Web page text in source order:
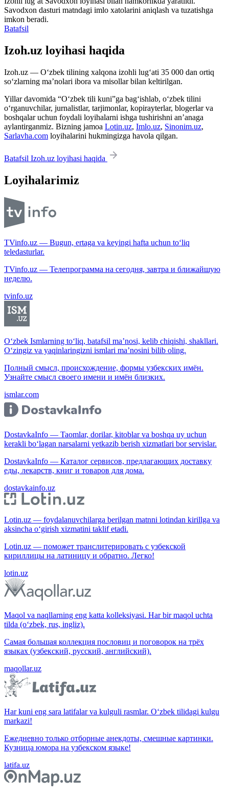
Savodxon dasturi matndagi imlo xatolarini aniqlash va tuzatishga
imkon beradi.
Batafsil
Izoh.uz loyihasi haqida
Izoh.uz — O‘zbek tilining xalqona izohli lug‘ati 35 000 dan ortiq
so‘zlarning ma’nolari ibora va misollar bilan keltirilgan.
Yillar davomida “O‘zbek tili kuni”ga bag‘ishlab, o‘zbek tilini
o‘rganuvchilar, jurnalistlar, tarjimonlar, kopirayterlar, blogerlar va
boshqalar uchun foydali loyihalarni ishga tushirishni an’anaga
aylantirganmiz. Bizning jamoa Lotin.uz, Imlo.uz, Sinonim.uz,
Sarlavha.com loyihalarini hukmingizga havola qilgan.
Batafsil Izoh.uz loyihasi haqida
Loyihalarimiz
TVinfo.uz — Bugun, ertaga va keyingi hafta uchun to‘liq
teledasturlar.
TVinfo.uz — Телепрограмма на сегодня, завтра и ближайшую
неделю.
tvinfo.uz
O‘zbek Ismlarning to‘liq, batafsil ma’nosi, kelib chiqishi, shakllari.
O‘zingiz va yaqinlaringizni ismlari ma’nosini bilib oling.
Полный смысл, происхождение, формы узбекских имён.
Узнайте смысл своего имени и имён близких.
ismlar.com
DostavkaInfo — Taomlar, dorilar, kitoblar va boshqa uy uchun
kerakli bo‘lagan narsalarni yetkazib berish xizmatlari bor servislar.
DostavkaInfo — Каталог сервисов, предлагающих доставку
еды, лекарств, книг и товаров для дома.
dostavkainfo.uz
Lotin.uz — foydalanuvchilarga berilgan matnni lotindan kirillga va
aksincha o‘girish xizmatini taklif etadi.
Lotin.uz — поможет транслитерировать с узбекской
кириллицы на латиницу и обратно. Легко!
lotin.uz
Maqol va naqllarning eng katta kolleksiyasi. Har bir maqol uchta
tilda (o‘zbek, rus, ingliz).
Самая большая коллекция пословиц и поговорок на трёх
языках (узбекский, русский, английский).
maqollar.uz
Har kuni eng sara latifalar va kulguli rasmlar. O‘zbek tilidagi kulgu
markazi!
Ежедневно только отборные анекдоты, смешные картинки.
Кузница юмора на узбекском языке!
latifa.uz